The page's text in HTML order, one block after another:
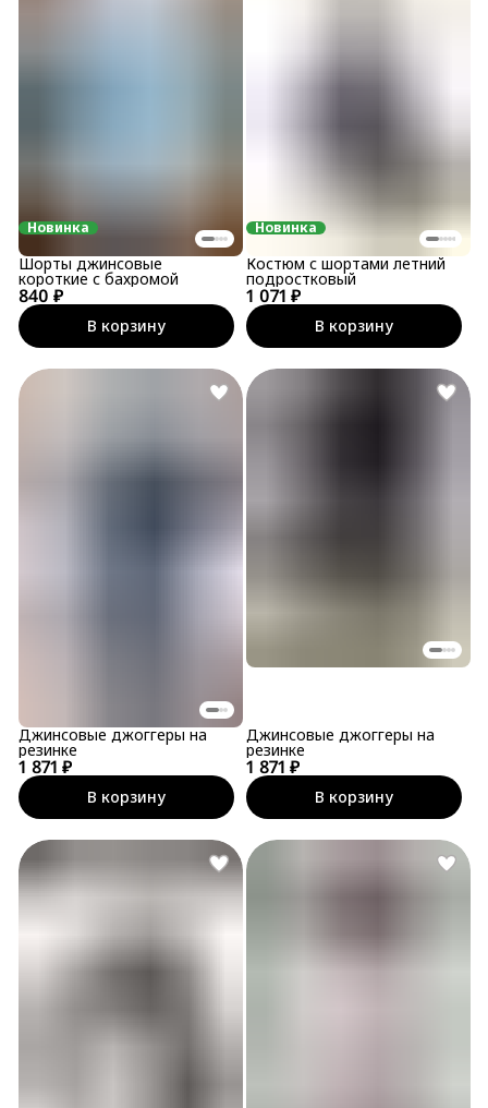
Новинка
840 ₽
Шорты джинсовые
короткие с бахромой
В корзину
Новинка
1 071 ₽
Костюм с шортами летний
подростковый
В корзину
1 871 ₽
Джинсовые джоггеры на
резинке
В корзину
1 871 ₽
Джинсовые джоггеры на
резинке
В корзину